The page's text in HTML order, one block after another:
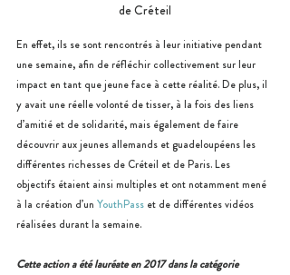
de Créteil
En effet, ils se sont rencontrés à leur initiative pendant
une semaine, afin de réfléchir collectivement sur leur
impact en tant que jeune face à cette réalité. De plus, il
y avait une réelle volonté de tisser, à la fois des liens
d’amitié et de solidarité, mais également de faire
découvrir aux jeunes allemands et guadeloupéens les
différentes richesses de Créteil et de Paris. Les
objectifs étaient ainsi multiples et ont notamment mené
à la création d’un YouthPass et de différentes vidéos
réalisées durant la semaine.
Cette action a été lauréate en 2017 dans la catégorie